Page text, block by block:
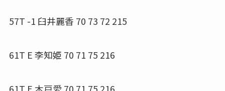
57T -1 臼井麗香 70 73 72 215
61T E 李知姫 70 71 75 216
61T E 木戸愛 70 71 75 216